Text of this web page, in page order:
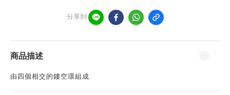
分享到
商品描述
由四個相交的鏤空環組成